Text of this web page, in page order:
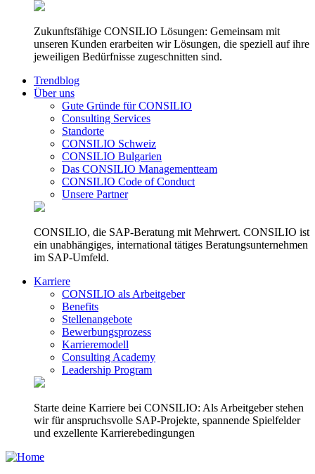
Zukunftsfähige CONSILIO Lösungen: Gemeinsam mit
unseren Kunden erarbeiten wir Lösungen, die speziell auf ihre
jeweiligen Bedürfnisse zugeschnitten sind.
Trendblog
Über uns
Gute Gründe für CONSILIO
Consulting Services
Standorte
CONSILIO Schweiz
CONSILIO Bulgarien
Das CONSILIO Managementteam
CONSILIO Code of Conduct
Unsere Partner
CONSILIO, die SAP-Beratung mit Mehrwert. CONSILIO ist
ein unabhängiges, international tätiges Beratungsunternehmen
im SAP-Umfeld.
Karriere
CONSILIO als Arbeitgeber
Benefits
Stellenangebote
Bewerbungsprozess
Karrieremodell
Consulting Academy
Leadership Program
Starte deine Karriere bei CONSILIO: Als Arbeitgeber stehen
wir für anspruchsvolle SAP-Projekte, spannende Spielfelder
und exzellente Karrierebedingungen